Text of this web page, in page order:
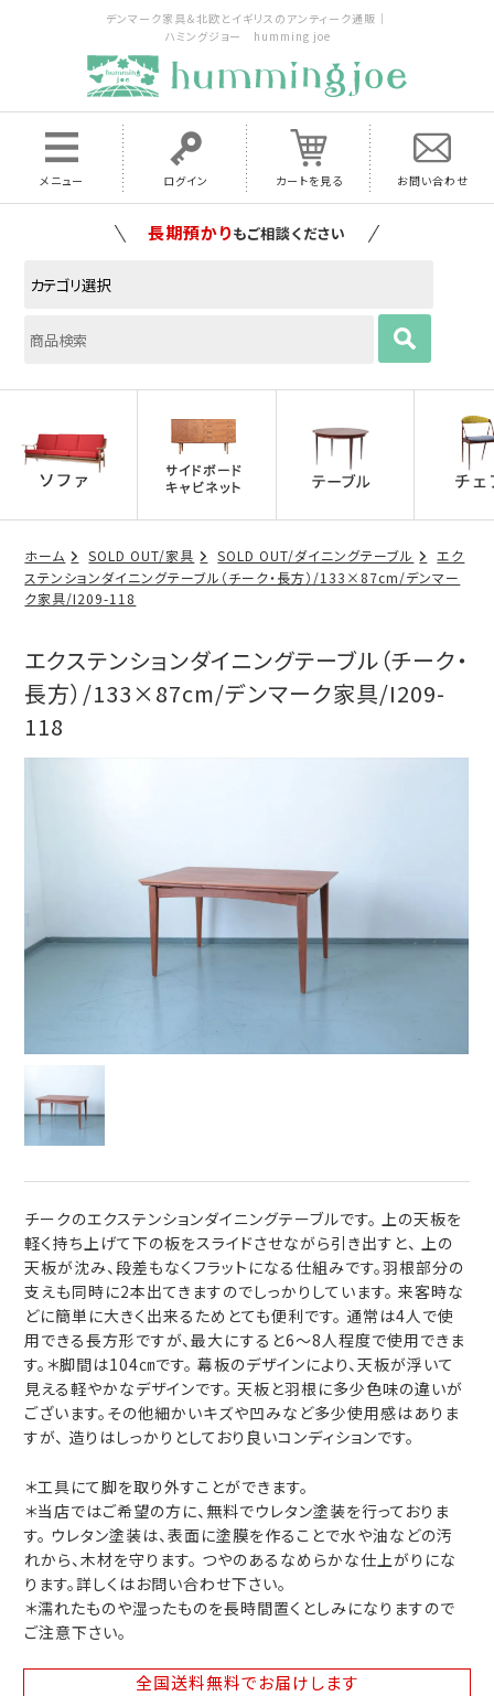
デンマーク家具＆北欧とイギリスのアンティーク通販｜
ハミングジョー humming joe
メニュー ログイン カートを見る お問い合わせ
家具の配送料は全国当店で負担いたします
ホーム SOLD OUT/家具 SOLD OUT/ダイニングテーブル
エク
ステンションダイニングテーブル（チーク・長方）/133×87cm/デンマー
ク家具/I209-118
エクステンションダイニングテーブル（チーク・
長方）/133×87cm/デンマーク家具/I209-
118
チークのエクステンションダイニングテーブルです。 上の天板を
軽く持ち上げて下の板をスライドさせながら引き出すと、 上の
天板が沈み、段差もなくフラットになる仕組みです。羽根部分の
支えも同時に2本出てきますのでしっかりしています。 来客時な
どに簡単に大きく出来るためとても便利です。 通常は4人で使
用できる長方形ですが、最大にすると6～8人程度で使用できま
す。＊脚間は104㎝です。 幕板のデザインにより、天板が浮いて
見える軽やかなデザインです。 天板と羽根に多少色味の違いが
ございます。その他細かいキズや凹みなど多少使用感はありま
すが、 造りはしっかりとしており良いコンディションです。
＊工具にて脚を取り外すことができます。
＊当店ではご希望の方に、無料でウレタン塗装を行っておりま
す。 ウレタン塗装は、表面に塗膜を作ることで水や油などの汚
れから、木材を守ります。 つやのあるなめらかな仕上がりにな
ります。詳しくはお問い合わせ下さい。
＊濡れたものや湿ったものを長時間置くとしみになりますので
ご注意下さい。
全国送料無料でお届けします